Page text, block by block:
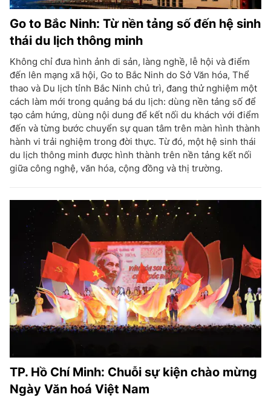
Go to Bắc Ninh: Từ nền tảng số đến hệ sinh
thái du lịch thông minh
Không chỉ đưa hình ảnh di sản, làng nghề, lễ hội và điểm
đến lên mạng xã hội, Go to Bắc Ninh do Sở Văn hóa, Thể
thao và Du lịch tỉnh Bắc Ninh chủ trì, đang thử nghiệm một
cách làm mới trong quảng bá du lịch: dùng nền tảng số để
tạo cảm hứng, dùng nội dung để kết nối du khách với điểm
đến và từng bước chuyển sự quan tâm trên màn hình thành
hành vi trải nghiệm trong đời thực. Từ đó, một hệ sinh thái
du lịch thông minh được hình thành trên nền tảng kết nối
giữa công nghệ, văn hóa, cộng đồng và thị trường.
TP. Hồ Chí Minh: Chuỗi sự kiện chào mừng
Ngày Văn hoá Việt Nam